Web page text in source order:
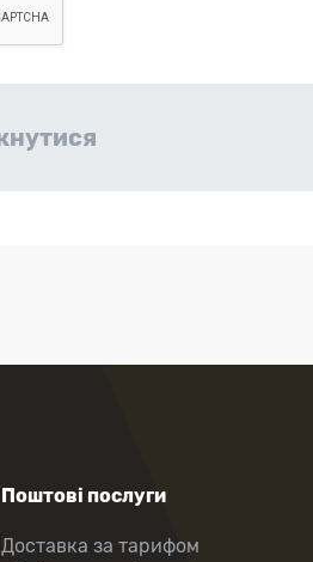
Поштові послуги
Доставка за тарифом